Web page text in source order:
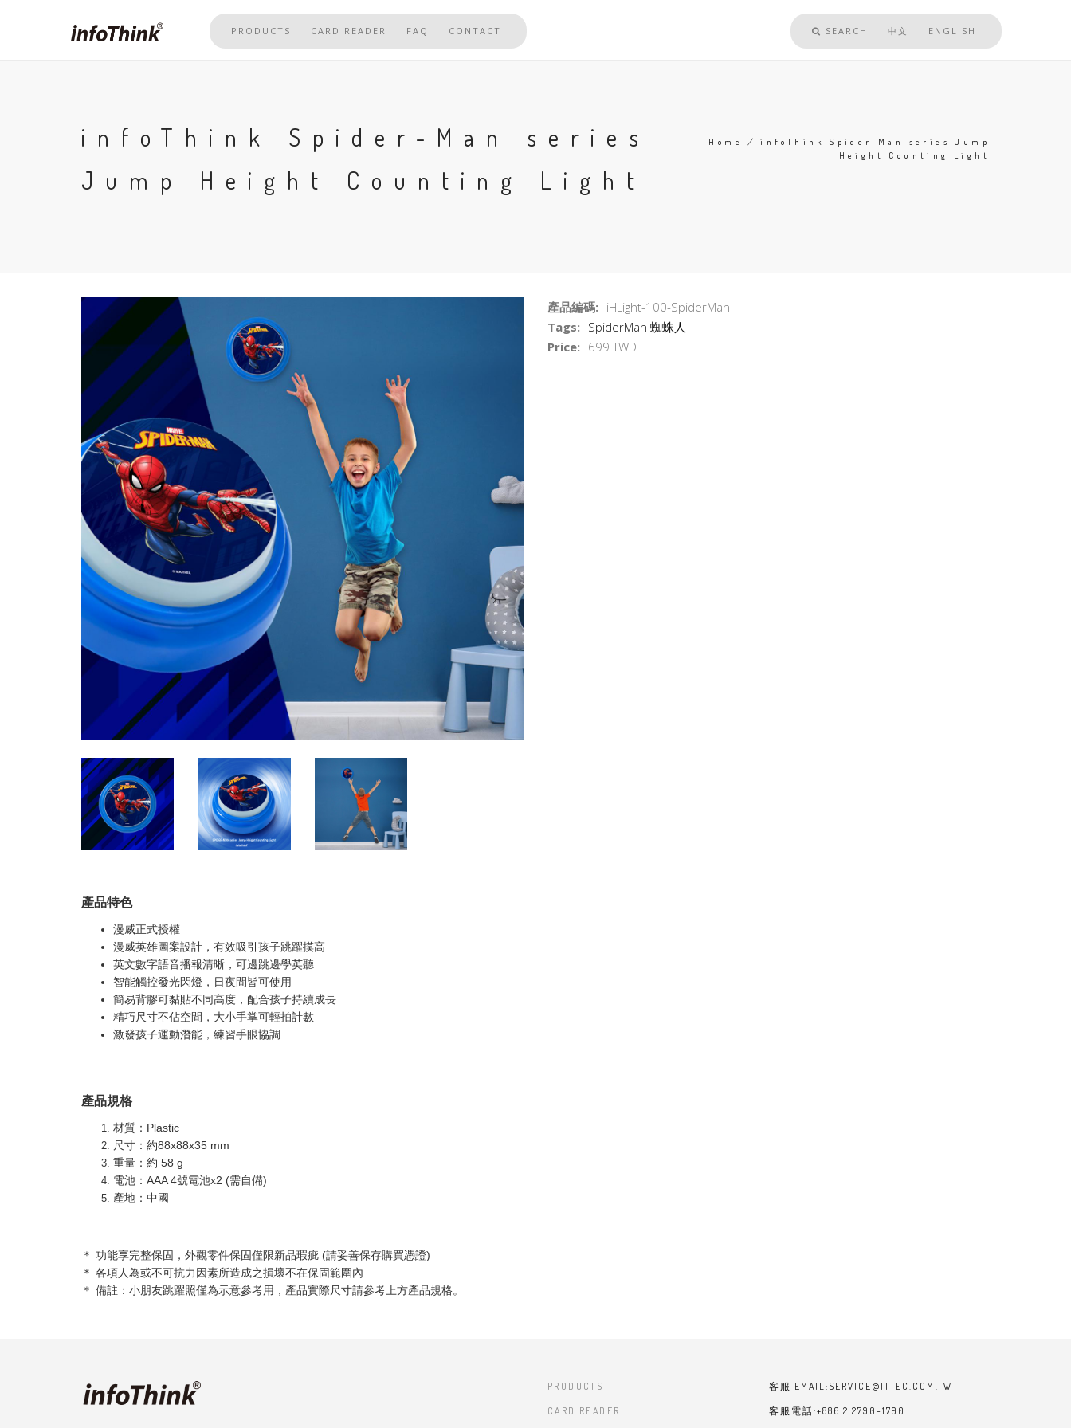
PRODUCTS CARD READER FAQ CONTACT SEARCH 中文 ENGLISH
infoThink Spider-Man series
Jump Height Counting Light
Breadcrumb
Home /infoThink Spider-Man series Jump
Height Counting Light
產品編碼: iHLight-100-SpiderMan
Tags: SpiderMan 蜘蛛人
Price: 699 TWD
產品特色
漫威正式授權
漫威英雄圖案設計，有效吸引孩子跳躍摸高
英文數字語音播報清晰，可邊跳邊學英聽
智能觸控發光閃燈，日夜間皆可使用
簡易背膠可黏貼不同高度，配合孩子持續成長
精巧尺寸不佔空間，大小手掌可輕拍計數
激發孩子運動潛能，練習手眼協調
產品規格
材質：Plastic
尺寸：約88x88x35 mm
重量：約 58 g
電池：AAA 4號電池x2 (需自備)
產地：中國
＊ 功能享完整保固，外觀零件保固僅限新品瑕疵 (請妥善保存購買憑證)
＊ 各項人為或不可抗力因素所造成之損壞不在保固範圍內
＊ 備註：小朋友跳躍照僅為示意參考用，產品實際尺寸請參考上方產品規格。
PRODUCTS
CARD READER
客服 EMAIL:SERVICE@ITTEC.COM.TW
客服電話:+886 2 2790-1790